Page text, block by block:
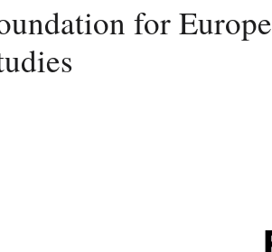
for
@ LinkedIn
@ Whatsapp